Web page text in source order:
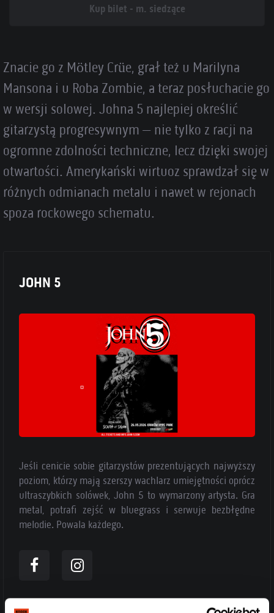
Kup bilet - m. siedzące
Znacie go z Mötley Crüe, grał też u Marilyna
Mansona i u Roba Zombie, a teraz posłuchacie go
w wersji solowej. Johna 5 najlepiej określić
gitarzystą progresywnym – nie tylko z racji na
ogromne zdolności techniczne, lecz dzięki swojej
otwartości. Amerykański wirtuoz sprawdzał się w
różnych odmianach metalu i nawet w rejonach
spoza rockowego schematu.
JOHN 5
Jeśli cenicie sobie gitarzystów prezentujących najwyższy
poziom, którzy mają szerszy wachlarz umiejętności oprócz
ultraszybkich solówek, John 5 to wymarzony artysta. Gra
metal, potrafi zejść w bluegrass i serwuje bezbłędne
melodie. Powala każdego.